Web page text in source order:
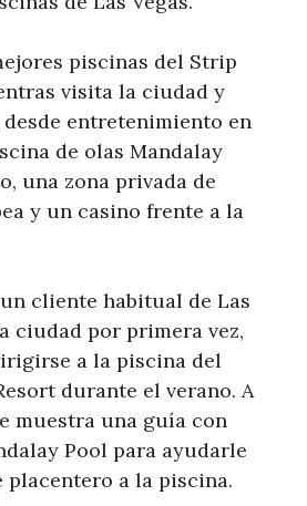
piscinas del Strip
visita la ciudad y
entretenimiento en
de olas Mandalay
una zona privada de
y un casino frente a la
un cliente habitual de Las
ciudad por primera vez,
a la piscina del
durante el verano. A
muestra una guía con
Pool para ayudarle
placentero a la piscina.